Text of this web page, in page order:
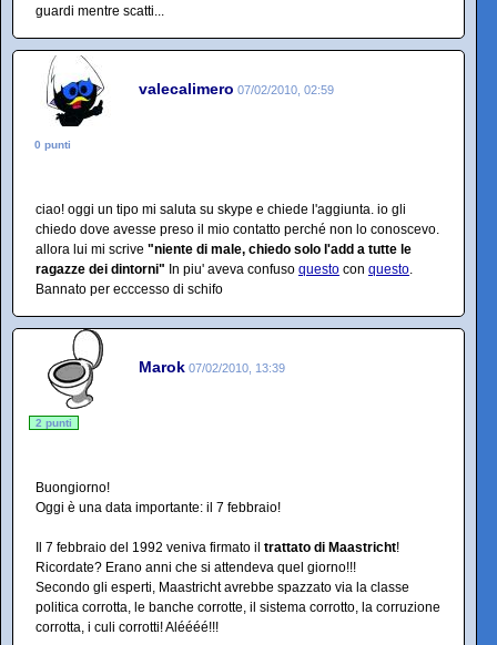
guardi mentre scatti...
valecalimero 07/02/2010, 02:59
0 punti
ciao! oggi un tipo mi saluta su skype e chiede l'aggiunta. io gli
chiedo dove avesse preso il mio contatto perché non lo conoscevo.
allora lui mi scrive "niente di male, chiedo solo l'add a tutte le
ragazze dei dintorni" In piu' aveva confuso questo con questo
Bannato per ecccesso di schifo
Marok 07/02/2010, 13:39
2 punti
Buongiorno!
Oggi è una data importante: il 7 febbraio!
Il 7 febbraio del 1992 veniva firmato il trattato di Maastricht!
Ricordate? Erano anni che si attendeva quel giorno!!!
Secondo gli esperti, Maastricht avrebbe spazzato via la classe
politica corrotta, le banche corrotte, il sistema corrotto, la corruzione
corrotta, i culi corrotti! Aléééé!!!